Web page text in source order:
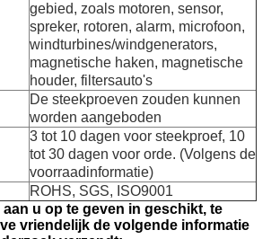
gebied, zoals motoren, sensor,
spreker, rotoren, alarm, microfoon,
windturbines/windgenerators,
magnetische haken, magnetische
houder, filtersauto's
De steekproeven zouden kunnen
worden aangeboden
3 tot 10 dagen voor steekproef, 10
tot 30 dagen voor orde. (Volgens de
voorraadinformatie)
ROHS, SGS, ISO9001
u op te geven in geschikt, te
vriendelijk de volgende informatie